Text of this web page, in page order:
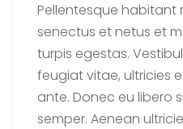
Pellentesque habitant
senectus et netus et
turpis egestas.
feugiat vitae, ultricies
ante. Donec eu libero
semper. Aenean